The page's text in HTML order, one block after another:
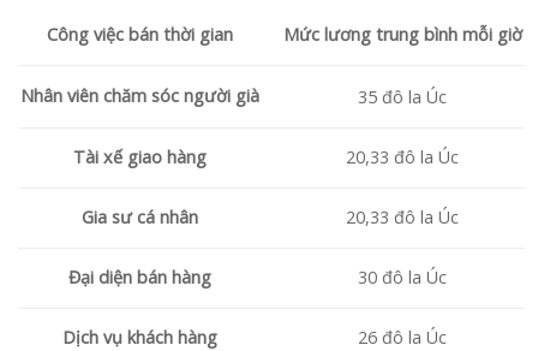
Công việc bán thời gian Mức lương trung bình mỗi giờ
Nhân viên chăm sóc người già 35 đô la Úc
Tài xế giao hàng 20,33 đô la Úc
Gia sư cá nhân 20,33 đô la Úc
Đại diện bán hàng 30 đô la Úc
Dịch vụ khách hàng 26 đô la Úc